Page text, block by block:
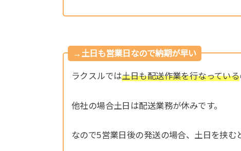
→土日も営業日なので納期が早い
ラクスルでは土日も配送作業を行なっている
他社の場合土日は配送業務が休みです。
なので5営業日後の発送の場合、土日を挟む